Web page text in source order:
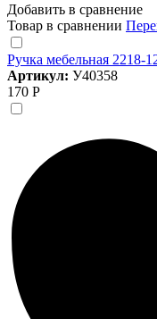
Добавить в сравнение
Товар в сравнении
Ручка мебельная 2218-
Артикул: У40358
170 Р